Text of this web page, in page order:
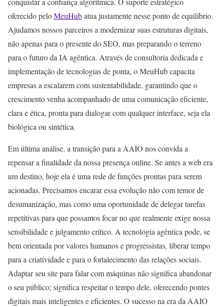
oferecido peloMeuHubatua justamente nesse ponto de equilíbrio.
Ajudamos nossos parceiros a modernizar suas estruturas digitais,
não apenas para o presente do SEO, mas preparando o terreno
para o futuro da IA agêntica. Através de consultoria dedicada e
implementação de tecnologias de ponta, o MeuHub capacita
empresas a escalarem com sustentabilidade, garantindo que o
crescimento venha acompanhado de uma comunicação eficiente,
clara e ética, pronta para dialogar com qualquer interface, seja ela
biológica ou sintética.
Em última análise, a transição para a AAIO nos convida a
repensar a finalidade da nossa presença online. Se antes a web era
um destino, hoje ela é uma rede de funções prontas para serem
acionadas. Precisamos encarar essa evolução não com temor de
desumanização, mas como uma oportunidade de delegar tarefas
repetitivas para que possamos focar no que realmente exige nossa
sensibilidade e julgamento crítico. A tecnologia agêntica pode, se
bem orientada por valores humanos e progressistas, liberar tempo
para a criatividade e para o fortalecimento das relações sociais.
Adaptar seu site para falar com máquinas não significa abandonar
o seu público; significa respeitar o tempo dele, oferecendo pontes
digitais mais inteligentes e eficientes. O sucesso na era da AAIO